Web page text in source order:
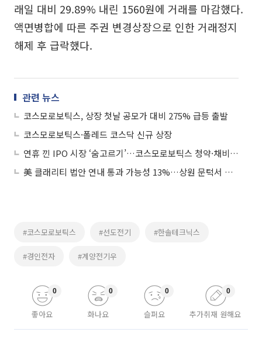
래일 대비 29.89% 내린 1560원에 거래를 마감했다.
액면병합에 따른 주권 변경상장으로 인한 거래정지
해제 후 급락했다.
관련 뉴스
코스모로보틱스, 상장 첫날 공모가 대비 275% 급등 출발
코스모로보틱스·폴레드 코스닥 신규 상장
연휴 낀 IPO 시장 ‘숨고르기’…코스모로보틱스 청약·채비 상장 마무리
美 클래리티 법안 연내 통과 가능성 13%…상원 문턱서 제동
#코스모로보틱스 #선도전기 #한솔테크닉스
#경인전자 #계양전기우
좋아요
0
화나요
0
슬퍼요
0
추가취재 원해요
0